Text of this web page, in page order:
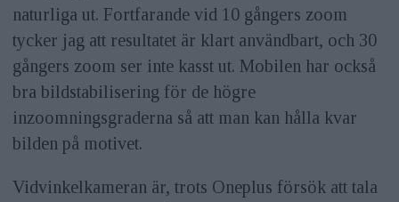
naturliga ut. Fortfarande vid 10 gångers zoom
tycker jag att resultatet är klart användbart, och 30
gångers zoom ser inte kasst ut. Mobilen har också
bra bildstabilisering för de högre
inzoomningsgraderna så att man kan hålla kvar
bilden på motivet.
Vidvinkelkameran är, trots Oneplus försök att tala